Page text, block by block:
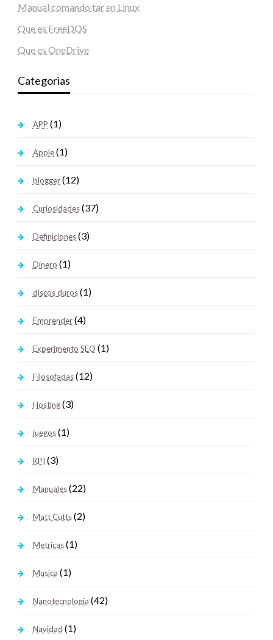
Manual comando tar en Linux
Que es FreeDOS
Que es OneDrive
Categorias
APP (1)
Apple(1)
blogger(12)
Curiosidades(37)
Definiciones(3)
Dinero (1)
discos duros(1)
Emprender(4)
Experimento SEO (1)
Filosofadas(12)
Hosting(3)
juegos(1)
KPI (3)
Manuales(22)
Matt Cutts(2)
Metricas(1)
Musica (1)
Nanotecnología (42)
Navidad (1)